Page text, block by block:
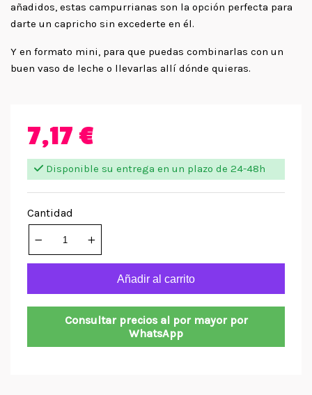
añadidos, estas campurrianas son la opción perfecta para
darte un capricho sin excederte en él.
Y en formato mini, para que puedas combinarlas con un
buen vaso de leche o llevarlas allí dónde quieras.
7,17 €
Disponible su entrega en un plazo de 24-48h
Cantidad
Añadir al carrito
Consultar precios al por mayor por
WhatsApp